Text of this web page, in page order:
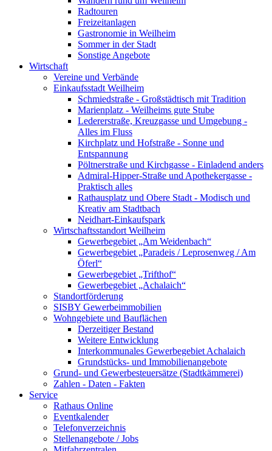
Radtouren
Freizeitanlagen
Gastronomie in Weilheim
Sommer in der Stadt
Sonstige Angebote
Wirtschaft
Vereine und Verbände
Einkaufsstadt Weilheim
Schmiedstraße - Großstädtisch mit Tradition
Marienplatz - Weilheims gute Stube
Ledererstraße, Kreuzgasse und Umgebung -
Alles im Fluss
Kirchplatz und Hofstraße - Sonne und
Entspannung
Pöltnerstraße und Kirchgasse - Einladend anders
Admiral-Hipper-Straße und Apothekergasse -
Praktisch alles
Rathausplatz und Obere Stadt - Modisch und
Kreativ am Stadtbach
Neidhart-Einkaufspark
Wirtschaftsstandort Weilheim
Gewerbegebiet „Am Weidenbach“
Gewerbegebiet „Paradeis / Leprosenweg / Am
Öferl“
Gewerbegebiet „Trifthof“
Gewerbegebiet „Achalaich“
Standortförderung
SISBY Gewerbeimmobilien
Wohngebiete und Bauflächen
Derzeitiger Bestand
Weitere Entwicklung
Interkommunales Gewerbegebiet Achalaich
Grundstücks- und Immobilienangebote
Grund- und Gewerbesteuersätze (Stadtkämmerei)
Zahlen - Daten - Fakten
Service
Rathaus Online
Eventkalender
Telefonverzeichnis
Stellenangebote / Jobs